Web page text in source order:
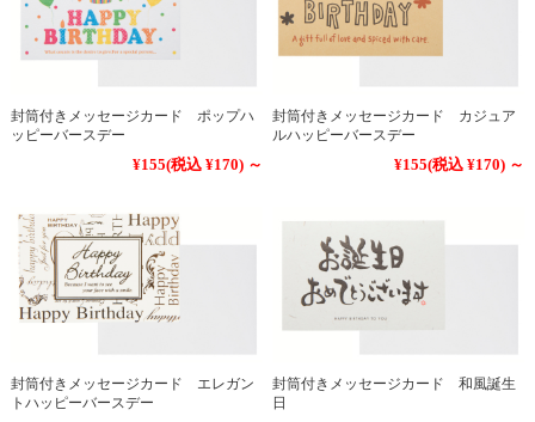
封筒付きメッセージカード ポップハ
ッピーバースデー
¥155(税込 ¥170) ～
封筒付きメッセージカード カジュア
ルハッピーバースデー
¥155(税込 ¥170) ～
封筒付きメッセージカード エレガン
トハッピーバースデー
封筒付きメッセージカード 和風誕生
日